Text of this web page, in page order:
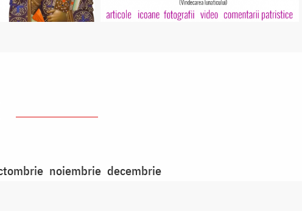
noiembrie decembrie